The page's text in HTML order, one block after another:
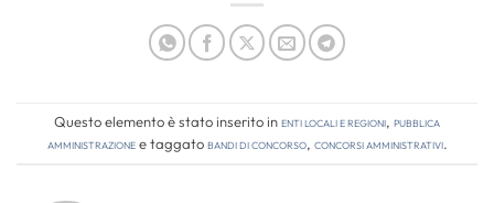
Questo elemento è stato inserito inEnti locali e regioni, Pubblica
amministrazionee taggatobandi di concorso, concorsi amministrativi.